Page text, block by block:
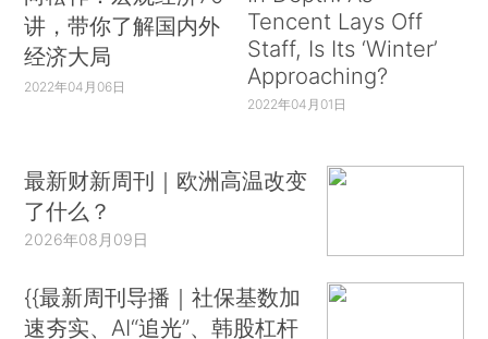
讲，带你了解国内外
经济大局
2022年04月06日
Tencent Lays Off
Staff, Is Its ‘Winter’
Approaching?
2022年04月01日
最新财新周刊｜欧洲高温改变
了什么？
2026年08月09日
{{最新周刊导播｜社保基数加
速夯实、AI“追光”、韩股杠杆